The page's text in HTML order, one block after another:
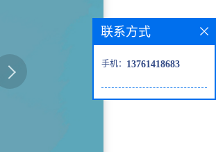
联系方式
手机： 13761418683